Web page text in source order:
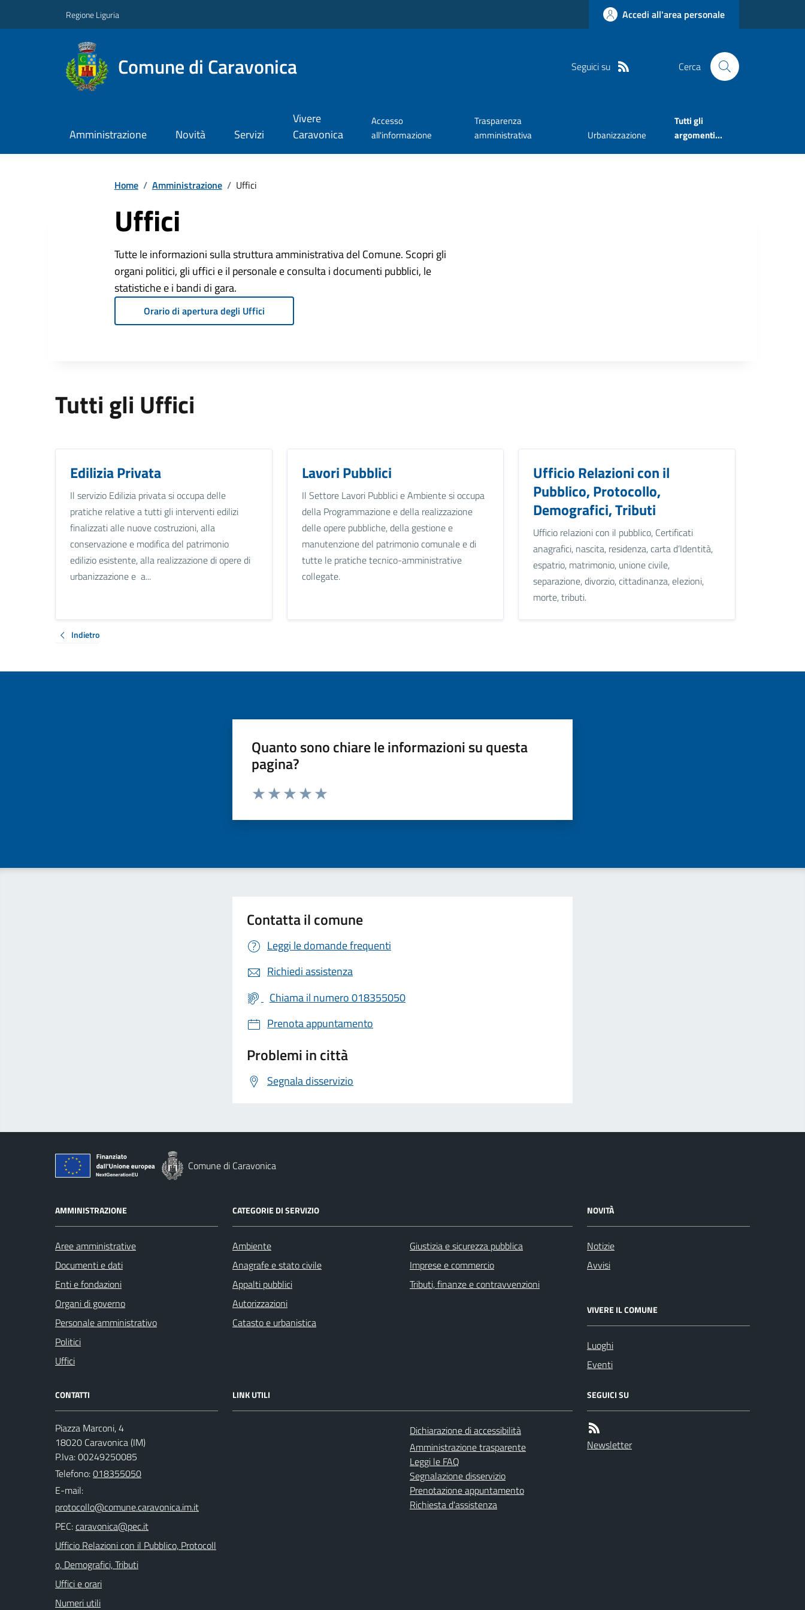
Regione Liguria Accedi all'area personale
Comune di Caravonica Seguici su Cerca
Amministrazione Novità Servizi
Vivere
Caravonica
Accesso
all'informazione
Trasparenza
amministrativa
Urbanizzazione
Tutti gli
argomenti...
Home / Amministrazione / Uffici
Uffici
Tutte le informazioni sulla struttura amministrativa del Comune. Scopri gli
organi politici, gli uffici e il personale e consulta i documenti pubblici, le
statistiche e i bandi di gara.
Orario di apertura degli Uffici
Tutti gli Uffici
Edilizia Privata
Il servizio Edilizia privata si occupa delle
pratiche relative a tutti gli interventi edilizi
finalizzati alle nuove costruzioni, alla
conservazione e modifica del patrimonio
edilizio esistente, alla realizzazione di opere di
urbanizzazione e a...
Lavori Pubblici
Il Settore Lavori Pubblici e Ambiente si occupa
della Programmazione e della realizzazione
delle opere pubbliche, della gestione e
manutenzione del patrimonio comunale e di
tutte le pratiche tecnico-amministrative
collegate.
Ufficio Relazioni con il
Pubblico, Protocollo,
Demografici, Tributi
Ufficio relazioni con il pubblico, Certificati
anagrafici, nascita, residenza, carta d’Identità,
espatrio, matrimonio, unione civile,
separazione, divorzio, cittadinanza, elezioni,
morte, tributi.
Indietro
Quanto sono chiare le informazioni su questa
pagina?
Valuta da 1 a 5 stelle la pagina
Contatta il comune
Leggi le domande frequenti
Richiedi assistenza
Chiama il numero 018355050
Prenota appuntamento
Problemi in città
Segnala disservizio
Comune di Caravonica
AMMINISTRAZIONE
Aree amministrative
Documenti e dati
Enti e fondazioni
Organi di governo
Personale amministrativo
Politici
Uffici
CATEGORIE DI SERVIZIO
Ambiente
Anagrafe e stato civile
Appalti pubblici
Autorizzazioni
Catasto e urbanistica
Giustizia e sicurezza pubblica
Imprese e commercio
Tributi, finanze e contravvenzioni
NOVITÀ
Notizie
Avvisi
VIVERE IL COMUNE
Luoghi
Eventi
CONTATTI
Piazza Marconi, 4
18020 Caravonica (IM)
P.Iva: 00249250085
Telefono:018355050
E-mail:
PEC:
Ufficio Relazioni con il Pubblico, Protocoll
o, Demografici, Tributi
Uffici e orari
Numeri utili
LINK UTILI
Dichiarazione di accessibilità
Amministrazione trasparente
Leggi le FAQ
Segnalazione disservizio
Prenotazione appuntamento
Richiesta d'assistenza
SEGUICI SU
Newsletter